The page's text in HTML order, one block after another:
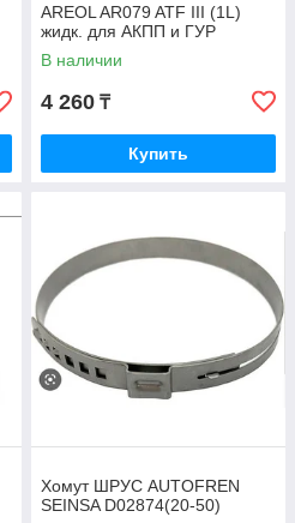
AREOL AR079 ATF III (1L)
жидк. для АКПП и ГУР
В наличии
4 260 ₸
Купить
Хомут ШРУС AUTOFREN
SEINSA D02874(20-50)